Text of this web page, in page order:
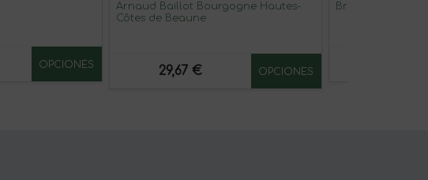
OPCIONES
Arnaud Baillot Bourgogne Hautes-
Côtes de Beaune
29,67 € OPCIONES
Brazos de los